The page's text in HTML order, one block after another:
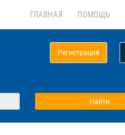
ГЛАВНАЯ ПОМОЩЬ
Регистрация